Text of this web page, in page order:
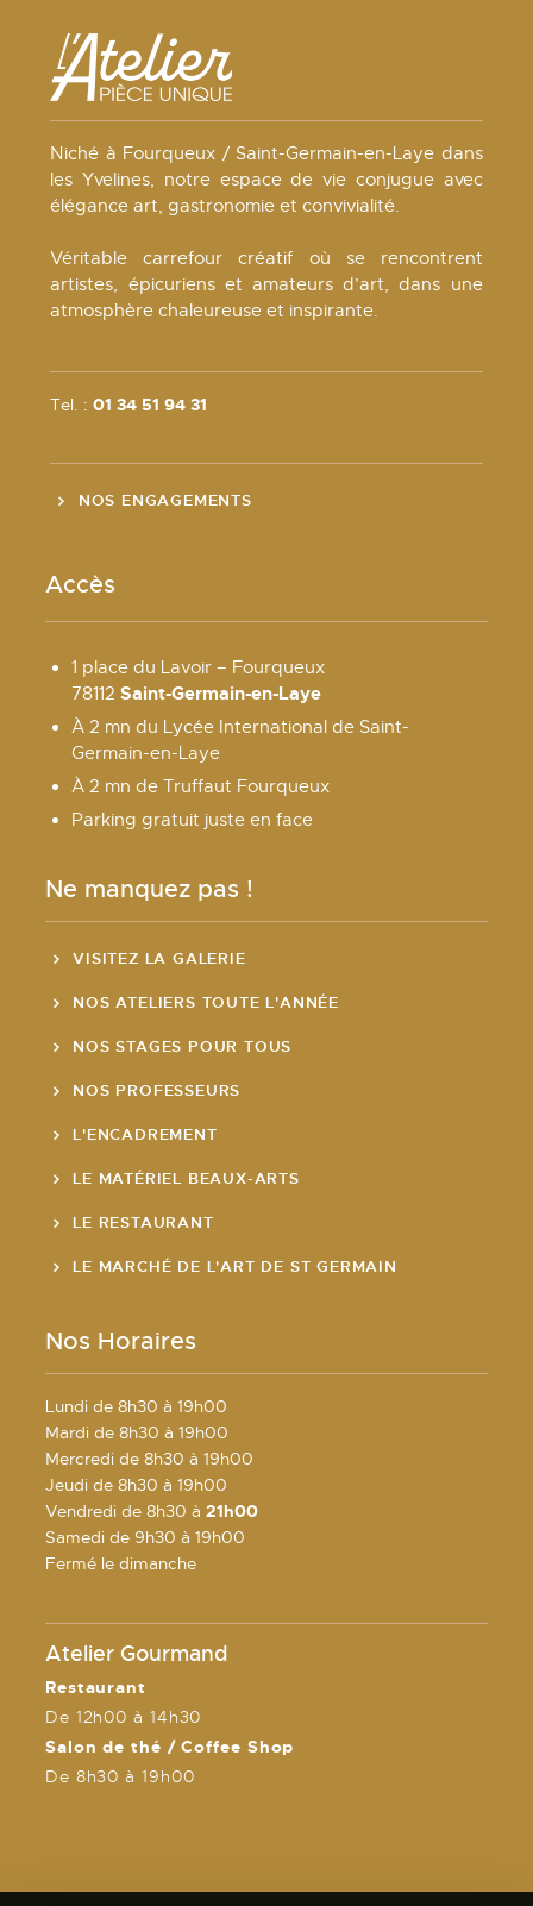
Niché à Fourqueux / Saint-Germain-en-Laye dans
les Yvelines, notre espace de vie conjugue avec
élégance art, gastronomie et convivialité.
Véritable carrefour créatif où se rencontrent
artistes, épicuriens et amateurs d’art, dans une
atmosphère chaleureuse et inspirante.
Tel. :01 34 51 94 31
NOS ENGAGEMENTS
Accès
1 place du Lavoir – Fourqueux
78112Saint-Germain-en-Laye
À 2 mn du Lycée International de Saint-
Germain-en-Laye
À 2 mn de Truffaut Fourqueux
Parking gratuit juste en face
Ne manquez pas !
VISITEZ LA GALERIE
NOS ATELIERS TOUTE L'ANNÉE
NOS STAGES POUR TOUS
NOS PROFESSEURS
L'ENCADREMENT
LE MATÉRIEL BEAUX-ARTS
LE RESTAURANT
LE MARCHÉ DE L'ART DE ST GERMAIN
Nos Horaires
Lundi de 8h30 à 19h00
Mardi de 8h30 à 19h00
Mercredi de 8h30 à 19h00
Jeudi de 8h30 à 19h00
Vendredi de 8h30 à 21h00
Samedi de 9h30 à 19h00
Fermé le dimanche
Atelier Gourmand
Restaurant
De 12h00 à 14h30
Salon de thé / Coffee Shop
De 8h30 à 19h00